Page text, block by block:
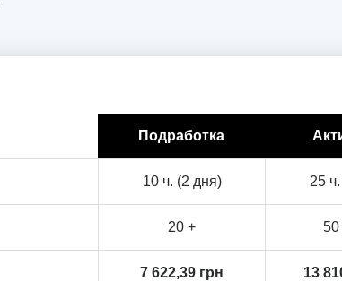
Подработка
10 ч. (2 дня) 25
20 + 50
7 622,39 грн 13